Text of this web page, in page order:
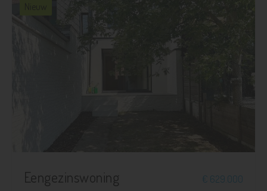
121 m²
Eengezinswoning
€ 629.000